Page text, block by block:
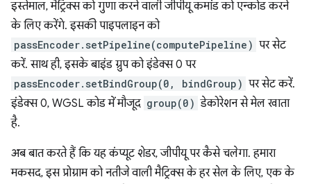
इस्तेमाल, मैट्रिक्स को गुणा करने वाली जीपीयू कमांड को एन्कोड करने
के लिए करेंगे. इसकी पाइपलाइन को
passEncoder.setPipeline(computePipeline) पर सेट
करें. साथ ही, इसके बाइंड ग्रुप को इंडेक्स 0 पर
passEncoder.setBindGroup(0, bindGroup) पर सेट करें.
इंडेक्स 0, WGSL कोड में मौजूद group(0) डेकोरेशन से मेल खाता
है.
अब बात करते हैं कि यह कंप्यूट शेडर, जीपीयू पर कैसे चलेगा. हमारा
मकसद, इस प्रोग्राम को नतीजे वाली मैट्रिक्स के हर सेल के लिए, एक के